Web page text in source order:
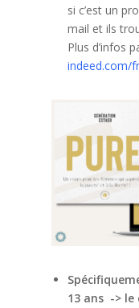
si c’est un
mail et ils
Plus d’infos
indeed.com/
13 ans -> le